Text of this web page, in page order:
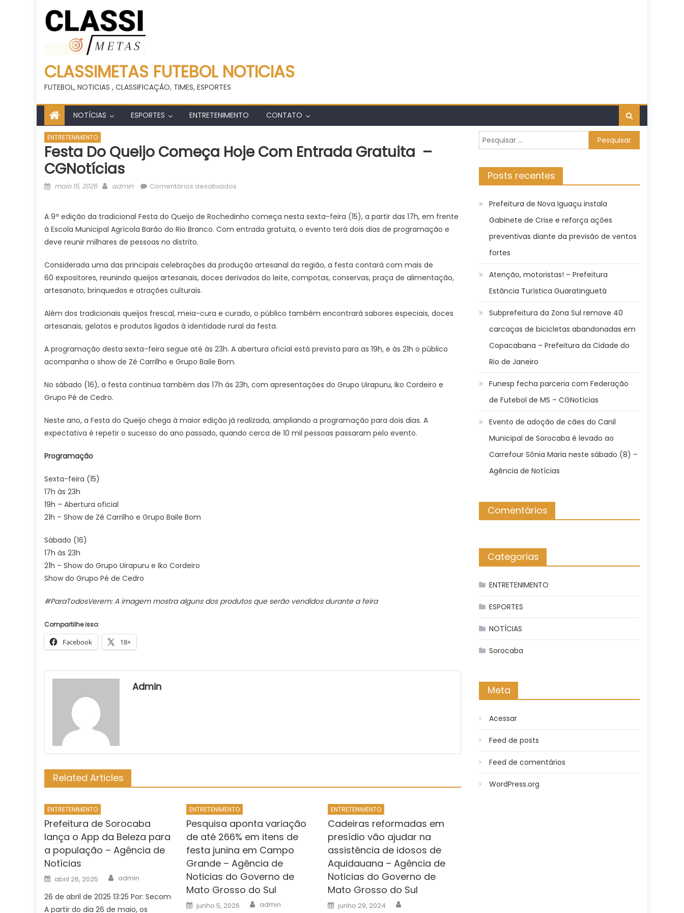
CLASSIMETAS FUTEBOL NOTICIAS
FUTEBOL, NOTICIAS , CLASSIFICAÇÃO, TIMES, ESPORTES
NOTÍCIAS ESPORTES ENTRETENIMENTO CONTATO
ENTRETENIMENTO
Festa Do Queijo Começa Hoje Com Entrada Gratuita –
CGNotícias
Posted
maio 15, 2026 Author
admin Comentários desativados
Queijo
começa
entrada
gratuita
A 9ª edição da tradicional Festa do Queijo de Rochedinho começa nesta sexta-feira (15), a partir das 17h, em frente
à Escola Municipal Agrícola Barão do Rio Branco. Com entrada gratuita, o evento terá dois dias de programação e
deve reunir milhares de pessoas no distrito.
Considerada uma das principais celebrações da produção artesanal da região, a festa contará com mais de
60 expositores, reunindo queijos artesanais, doces derivados do leite, compotas, conservas, praça de alimentação,
artesanato, brinquedos e atrações culturais.
Além dos tradicionais queijos frescal, meia-cura e curado, o público também encontrará sabores especiais, doces
artesanais, gelatos e produtos ligados à identidade rural da festa.
A programação desta sexta-feira segue até às 23h. A abertura oficial está prevista para as 19h, e às 21h o público
acompanha o show de Zé Carrilho e Grupo Baile Bom.
No sábado (16), a festa continua também das 17h às 23h, com apresentações do Grupo Uirapuru, Iko Cordeiro e
Grupo Pé de Cedro.
Neste ano, a Festa do Queijo chega à maior edição já realizada, ampliando a programação para dois dias. A
expectativa é repetir o sucesso do ano passado, quando cerca de 10 mil pessoas passaram pelo evento.
Programação
Sexta-feira (15)
17h às 23h
19h – Abertura oficial
21h – Show de Zé Carrilho e Grupo Baile Bom
Sábado (16)
17h às 23h
21h – Show do Grupo Uirapuru e Iko Cordeiro
Show do Grupo Pé de Cedro
#ParaTodosVerem: A imagem mostra alguns dos produtos que serão vendidos durante a feira
Compartilhe isso:
Facebook 18+
Admin
Related Articles
ENTRETENIMENTO
Prefeitura de Sorocaba
lança o App da Beleza para
a população – Agência de
Notícias
Posted
on
abril 26, 2025 Author
admin
26 de abril de 2025 13:25 Por: Secom
A partir do dia 26 de maio, os
ENTRETENIMENTO
Pesquisa aponta variação
de até 266% em itens de
festa junina em Campo
Grande – Agência de
Noticias do Governo de
Mato Grosso do Sul
Posted
on
junho 5, 2026 Author
admin
ENTRETENIMENTO
Cadeiras reformadas em
presídio vão ajudar na
assistência de idosos de
Aquidauana – Agência de
Noticias do Governo de
Mato Grosso do Sul
Posted
on
junho 29, 2024
Pesquisar
por:
Posts recentes
Prefeitura de Nova Iguaçu instala
Gabinete de Crise e reforça ações
preventivas diante da previsão de ventos
fortes
Atenção, motoristas! – Prefeitura
Estância Turística Guaratinguetá
Subprefeitura da Zona Sul remove 40
carcaças de bicicletas abandonadas em
Copacabana – Prefeitura da Cidade do
Rio de Janeiro
Funesp fecha parceria com Federação
de Futebol de MS – CGNotícias
Evento de adoção de cães do Canil
Municipal de Sorocaba é levado ao
Carrefour Sônia Maria neste sábado (8) –
Agência de Notícias
Comentários
Categorias
ENTRETENIMENTO
ESPORTES
NOTÍCIAS
Sorocaba
Meta
Acessar
Feed de posts
Feed de comentários
WordPress.org